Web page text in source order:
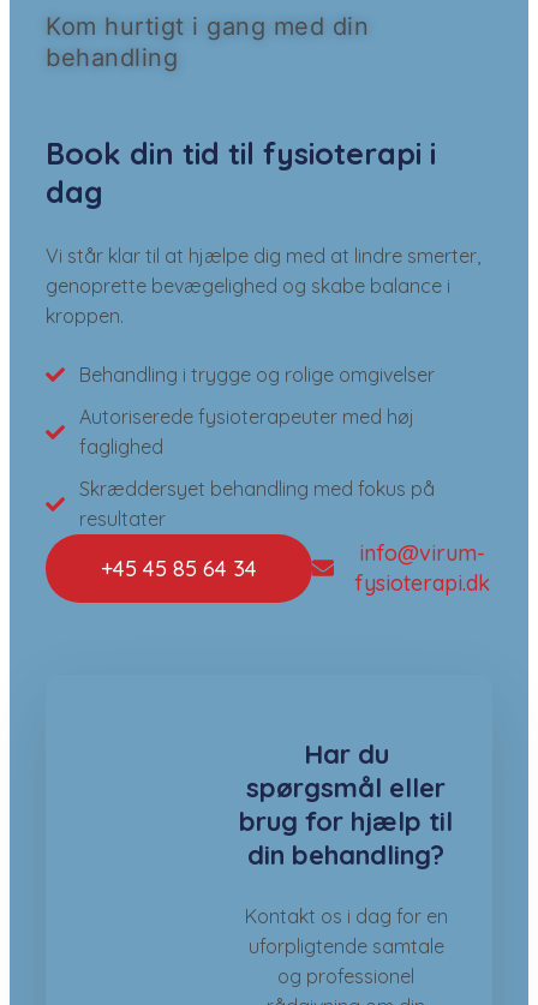
Kom hurtigt i gang med din
behandling
Book din tid til fysioterapi i
dag
Vi står klar til at hjælpe dig med at lindre smerter,
genoprette bevægelighed og skabe balance i
kroppen.
Behandling i trygge og rolige omgivelser
Autoriserede fysioterapeuter med høj
faglighed
Skræddersyet behandling med fokus på
resultater
+45 45 85 64 34
info@virum-
fysioterapi.dk
Har du
spørgsmål eller
brug for hjælp til
din behandling?
Kontakt os i dag for en
uforpligtende samtale
og professionel